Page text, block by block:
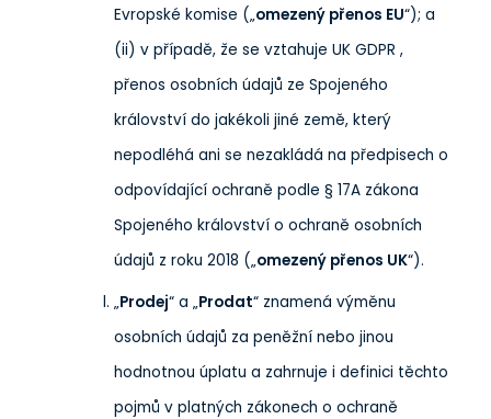
Evropské komise („omezený přenos EU“); a
(ii) v případě, že se vztahuje UK GDPR ,
přenos osobních údajů ze Spojeného
království do jakékoli jiné země, který
nepodléhá ani se nezakládá na předpisech o
odpovídající ochraně podle § 17A zákona
Spojeného království o ochraně osobních
údajů z roku 2018 („omezený přenos UK“).
„Prodej“ a „Prodat“ znamená výměnu
osobních údajů za peněžní nebo jinou
hodnotnou úplatu a zahrnuje i definici těchto
pojmů v platných zákonech o ochraně